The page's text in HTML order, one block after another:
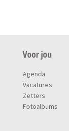
Voor jou
Agenda
Vacatures
Zetters
Fotoalbums